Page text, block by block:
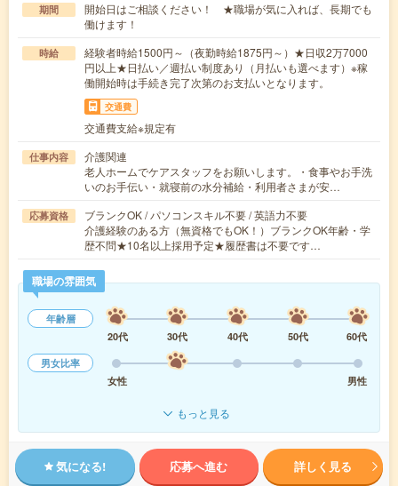
期間
開始日はご相談ください！ ★職場が気に入れば、長期でも
働けます！
時給
経験者時給1500円～（夜勤時給1875円～）★日収2万7000
円以上★日払い／週払い制度あり（月払いも選べます）※稼
働開始時は手続き完了次第のお支払いとなります。
交通費
交通費支給※規定有
仕事内容
介護関連
老人ホームでケアスタッフをお願いします。・食事やお手洗
いのお手伝い・就寝前の水分補給・利用者さまが安…
応募資格
ブランクOK / パソコンスキル不要 / 英語力不要
介護経験のある方（無資格でもOK！）ブランクOK年齢・学
歴不問★10名以上採用予定★履歴書は不要です…
職場の雰囲気
年齢層
20代
30代 40代 50代
60代
男女比率
女性
男性
もっと見る
気になる! 応募へ進む 詳しく見る